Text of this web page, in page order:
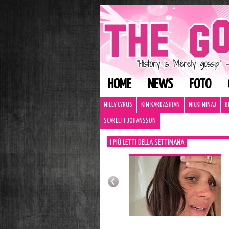
HOME NEWS FOTO
MILEY CYRUS KIM KARDASHIAN NICKI MINAJ
SCARLETT JOHANSSON
I PIÙ LETTI DELLA SETTIMANA